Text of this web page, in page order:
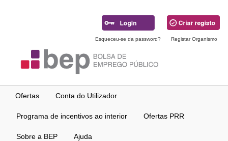
Esqueceu-se da password? Registar Organismo
Ofertas Conta do Utilizador
Programa de incentivos ao interior Ofertas PRR
Sobre a BEP Ajuda